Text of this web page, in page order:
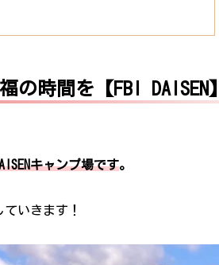
の時間を【FBI DAISEN】
キャンプ場です。
いきます！